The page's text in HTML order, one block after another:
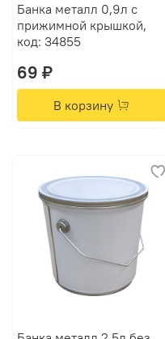
Банка металл 0,9л с
прижимной крышкой,
код: 34855
69 ₽
В корзину